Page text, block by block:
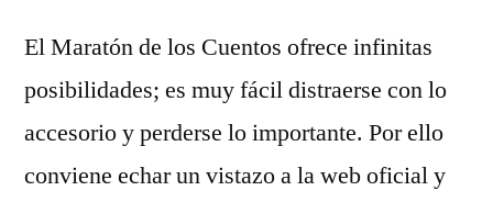
El Maratón de los Cuentos ofrece infinitas
posibilidades; es muy fácil distraerse con lo
accesorio y perderse lo importante. Por ello
conviene echar un vistazo a la web oficial y